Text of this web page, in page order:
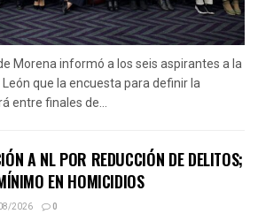
Morena informó a los seis aspirantes a la
que la encuesta para definir la
entre finales de...
A NL POR REDUCCIÓN DE DELITOS;
EN HOMICIDIOS
2026 0